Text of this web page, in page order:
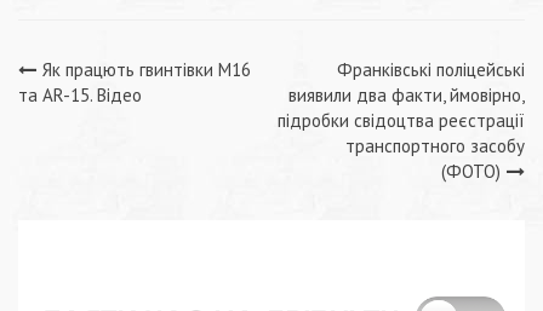
Навігація
Як працють гвинтівки M16
та AR-15. Відео
Франківські поліцейські
виявили два факти, ймовірно,
підробки свідоцтва реєстрації
транспортного засобу
(ФОТО)